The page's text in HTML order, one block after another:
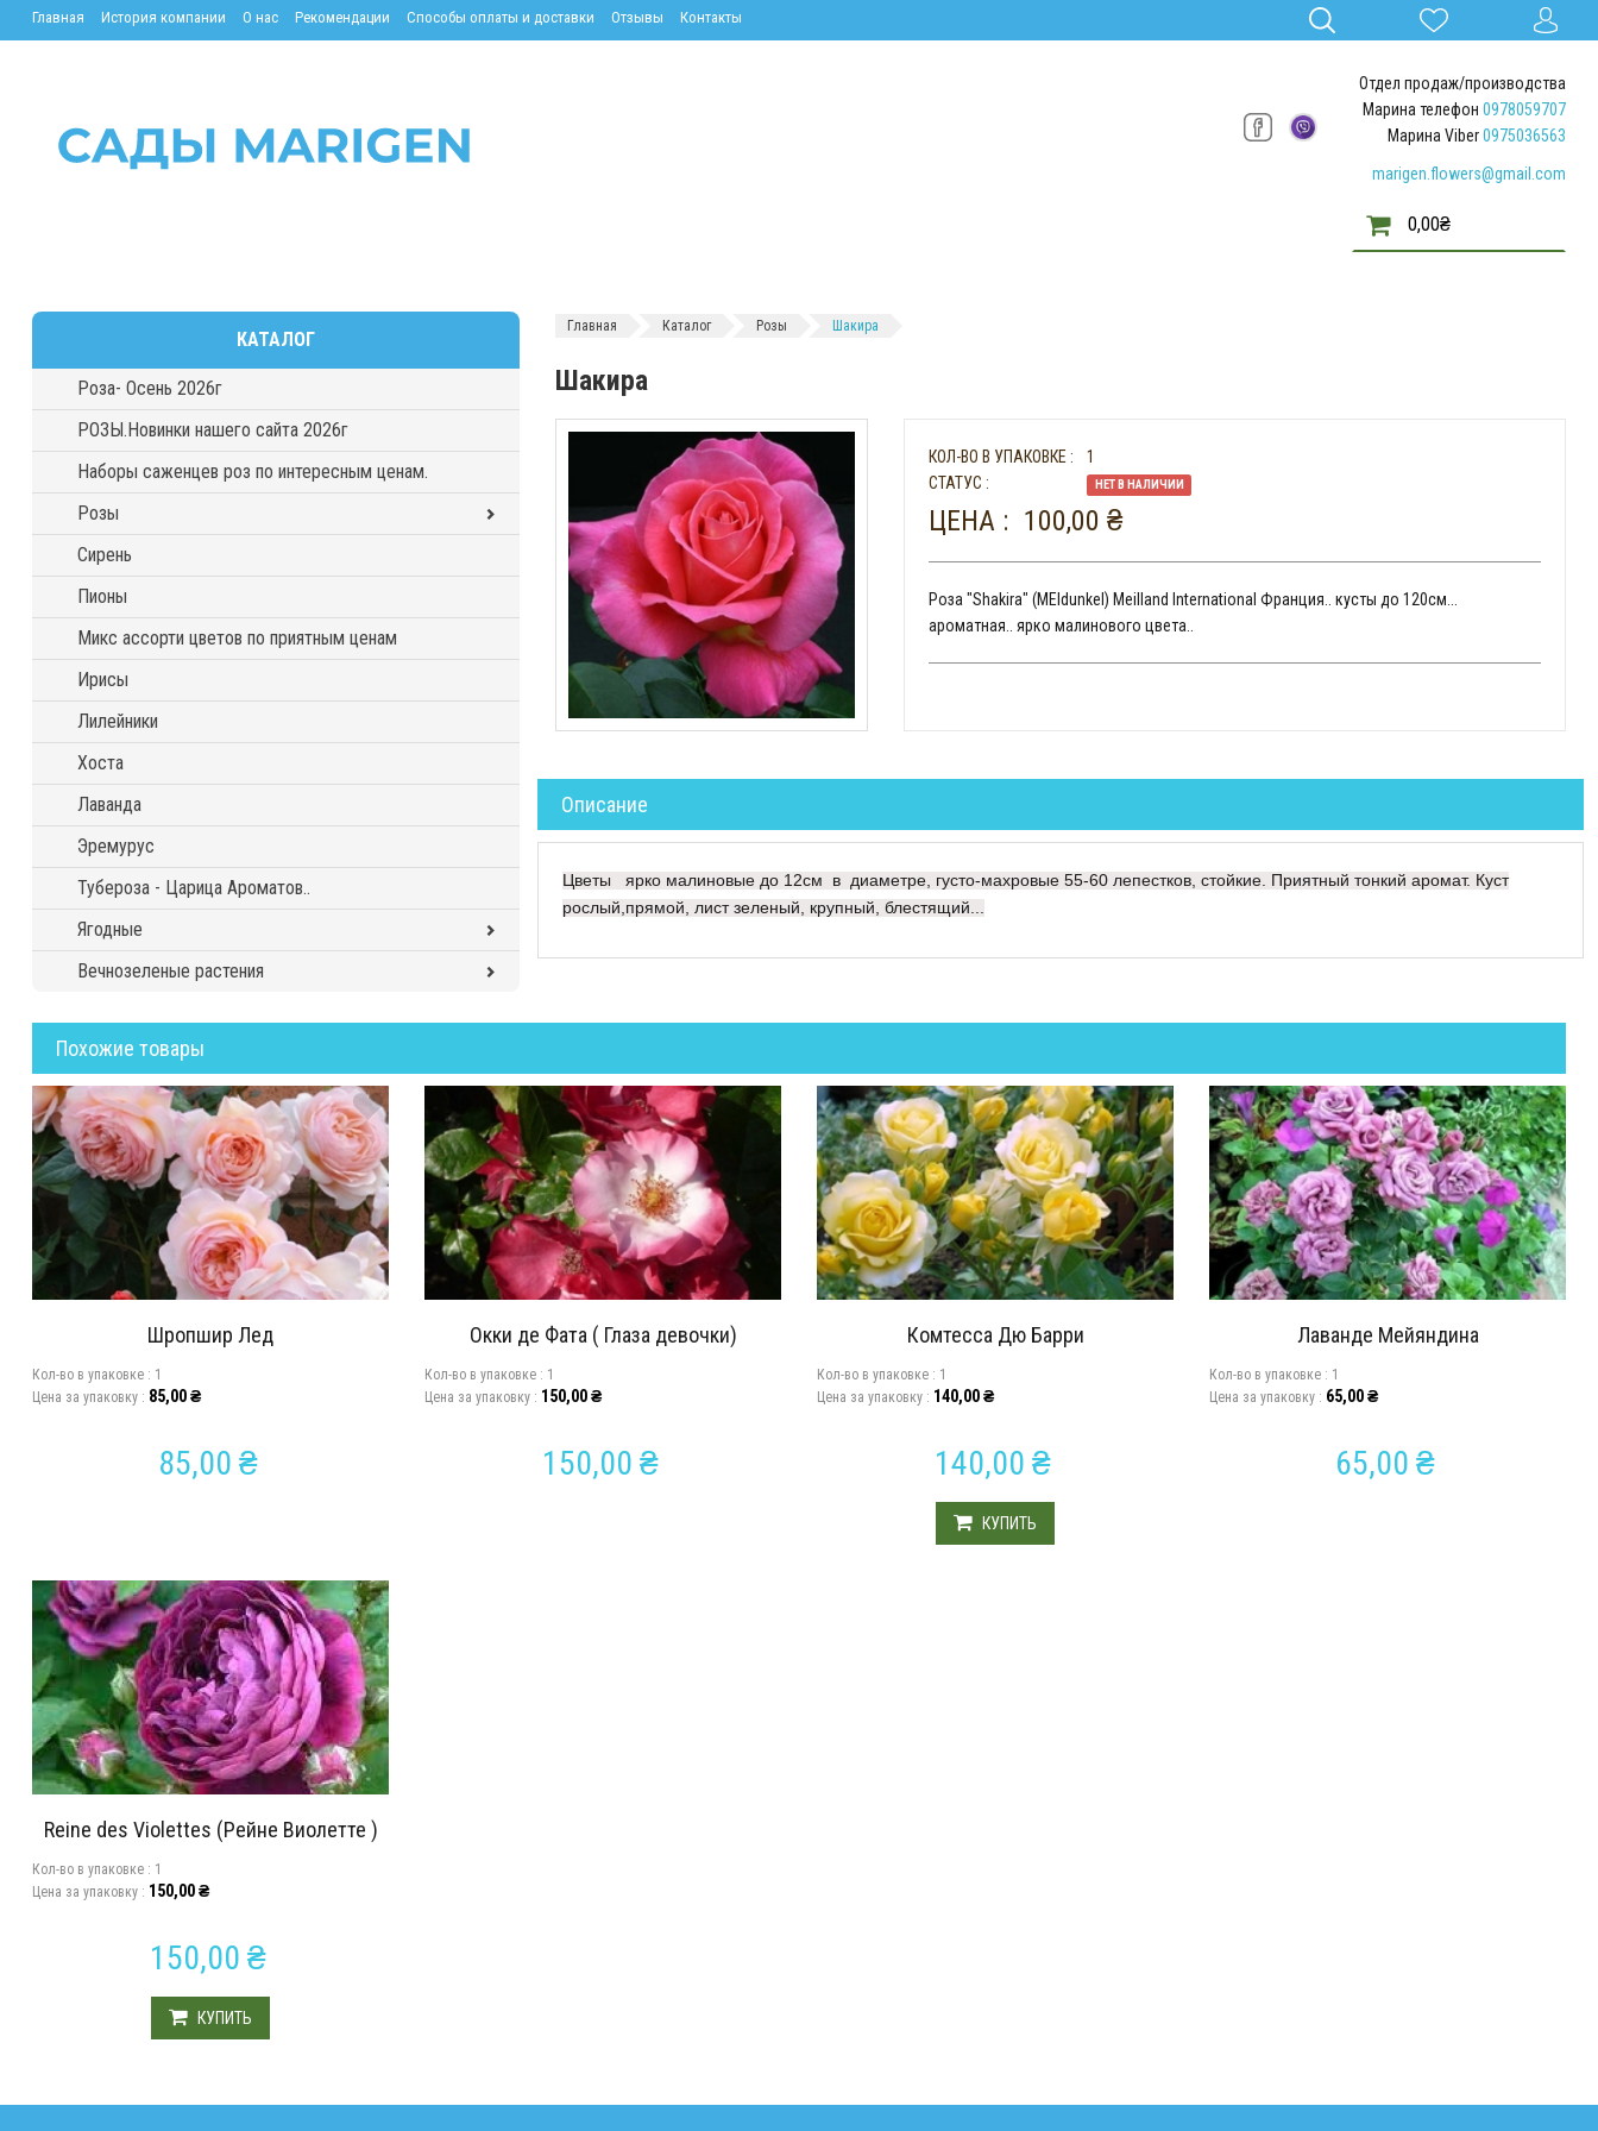
Главная История компании О нас Рекомендации Способы оплаты и доставки Отзывы Контакты
Отдел продаж/производства
Марина телефон 0978059707
Марина Viber0975036563
marigen.flowers@gmail.com
0,00₴
КАТАЛОГ
Роза- Осень 2026г
РОЗЫ.Новинки нашего сайта 2026г
Наборы саженцев роз по интересным ценам.
Розы
Сирень
Пионы
Микс ассорти цветов по приятным ценам
Ирисы
Лилейники
Хоста
Лаванда
Эремурус
Тубероза - Царица Ароматов..
Ягодные
Вечнозеленые растения
Главная Каталог Розы Шакира
Шакира
КОЛ-ВО В УПАКОВКE :
1
СТАТУС :
НЕТ В НАЛИЧИИ
ЦЕНА : 100,00 ₴
Роза "Shakira" (MEIdunkel) Meilland International Франция.. кусты до 120см...
ароматная.. ярко малинового цвета..
Описание
Цветы ярко малиновые до 12см в диаметре, густо-махровые 55-60 лепестков, стойкие. Приятный тонкий аромат. Куст
рослый,прямой, лист зеленый, крупный, блестящий...
Похожие товары
Шропшир Лед
Кол-во в упаковкe : 1
Цена за упаковку : 85,00₴
85,00 ₴
Окки де Фата ( Глаза девочки)
Кол-во в упаковкe : 1
Цена за упаковку : 150,00₴
150,00 ₴
Комтесса Дю Барри
Кол-во в упаковкe : 1
Цена за упаковку : 140,00₴
140,00 ₴
КУПИТЬ
Лаванде Мейяндина
Кол-во в упаковкe : 1
Цена за упаковку : 65,00₴
65,00 ₴
Reine des Violettes (Рейне Виолетте )
Кол-во в упаковкe : 1
Цена за упаковку : 150,00₴
150,00 ₴
КУПИТЬ